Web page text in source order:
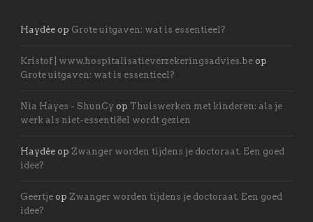
Haydée op Grote uitgaven: wat is essentieel?
Kristof | www.hospitalisatieverzekeringsadvies.be op
Grote uitgaven: wat is essentieel?
Nia Hayes - ShunCy op Thuiswerken met kinderen: als je
werk als niet-essentiëel wordt gezien
Haydée op Zwanger worden tijdens je doctoraat. Een goed
idee?
Geertje op Zwanger worden tijdens je doctoraat. Een goed
idee?